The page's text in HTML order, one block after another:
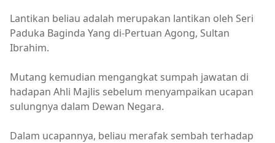
Lantikan beliau adalah merupakan lantikan oleh Seri
Paduka Baginda Yang di-Pertuan Agong, Sultan
Ibrahim.
Mutang kemudian mengangkat sumpah jawatan di
hadapan Ahli Majlis sebelum menyampaikan ucapan
sulungnya dalam Dewan Negara.
Dalam ucapannya, beliau merafak sembah terhadap